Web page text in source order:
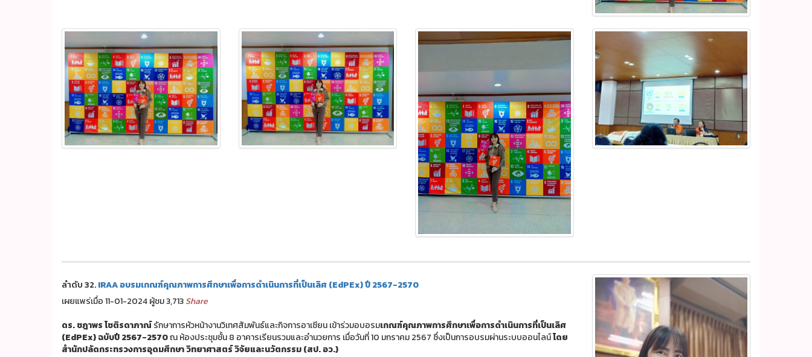
ลำดับ 32.IRAA อบรมเกณฑ์คุณภาพการศึกษาเพื่อการดำเนินการที่เป็นเลิศ (EdPEx) ปี 2567-2570
เผยแพร่เมื่อ 11-01-2024 ผู้ชม 3,713Share
ดร. ชฎาพร โชติรดาภาณ์รักษาการหัวหน้างานวิเทศสัมพันธ์และกิจการอาเซียน เข้าร่วมอบอรมเกณฑ์คุณภาพการศึกษาเพื่อการดำเนินการที่เป็นเลิศ
(EdPEx) ฉบับปี 2567-2570ณ ห้องประชุมชั้น 8 อาคารเรียนรวมและอำนวยการ เมื่อวันที่ 10 มกราคม 2567 ซึ่งเป็นการอบรมผ่านระบบออนไลน์โดย
สำนักปลัดกระทรวงการอุดมศึกษา วิทยาศาสตร์ วิจัยและนวัตกรรม (สป. อว.)